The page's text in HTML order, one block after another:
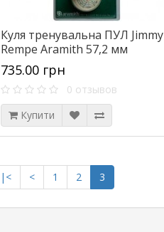
Куля тренувальна ПУЛ Jimmy
Rempe Aramith 57,2 мм
735.00 грн
0 отзывов
Купити
|< < 1 2 3